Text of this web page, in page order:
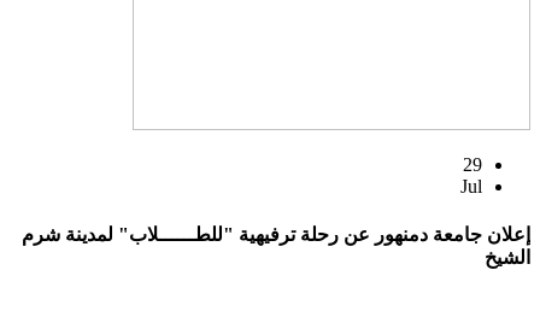
29
Jul
إعلان جامعة دمنهور عن رحلة ترفيهية "للطــــــلاب" لمدينة شرم
الشيخ